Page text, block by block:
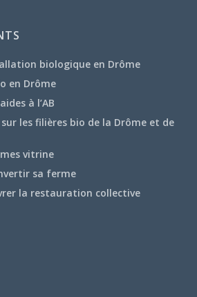
biologique en Drôme
en Drôme
à l’AB
les filières bio de la Drôme et de
vitrine
sa ferme
la restauration collective